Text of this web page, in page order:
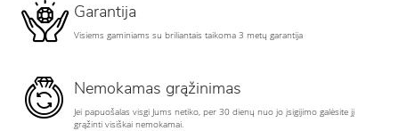
Garantija
Visiems gaminiams su briliantais taikoma 3 metų garantija
Nemokamas grąžinimas
Jei papuošalas visgi Jums netiko, per 30 dienų nuo jo įsigijimo galėsite jį
grąžinti visiškai nemokamai.